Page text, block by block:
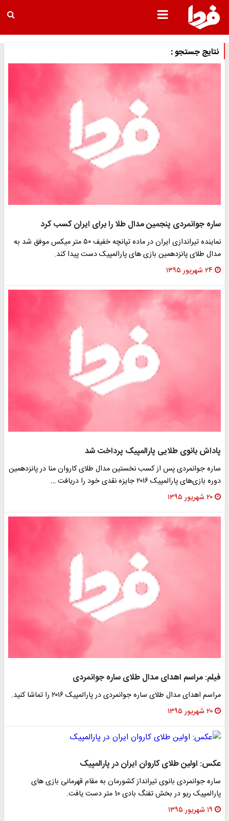
نتایج جستجو :
ساره جوانمردی پنجمین مدال طلا را برای ایران کسب کرد
نماینده تیراندازی ایران در ماده تپانچه خفیف ۵۰ متر میکس موفق شد به
مدال طلای پانزدهمین بازی های پارالمپیک دست پیدا کند.
۲۴ شهریور ۱۳۹۵
پاداش بانوی طلایی پارالمپیک پرداخت شد
ساره جوانمردی پس از کسب نخستین مدال طلای کاروان منا در پانزدهمین
دوره بازی‌های پارالمپیک ۲۰۱۶ جایزه نقدی خود را دریافت …
۲۰ شهریور ۱۳۹۵
فیلم: مراسم اهدای مدال طلای ساره جوانمردی
مراسم اهدای مدال طلای ساره جوانمردی در پارالمپیک ۲۰۱۶ را تماشا کنید.
۲۰ شهریور ۱۳۹۵
عکس: اولین طلای کاروان ایران در پارالمپیک
ساره جوانمردی بانوی تیرانداز کشورمان به مقام قهرمانی بازی های
پارالمپیک ریو در بخش تفنگ بادی 10 متر دست یافت.
۱۹ شهریور ۱۳۹۵